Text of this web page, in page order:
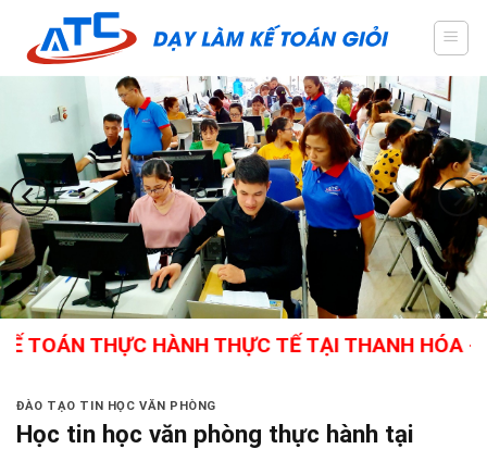
content
THỰC HÀNH THỰC TẾ TẠI THANH HÓA - GIÁO
ĐÀO TẠO TIN HỌC VĂN PHÒNG
Học tin học văn phòng thực hành tại